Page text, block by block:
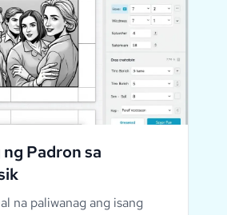
Padron sa
na paliwanag ang isang